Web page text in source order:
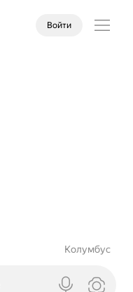
Войти
Колумбус